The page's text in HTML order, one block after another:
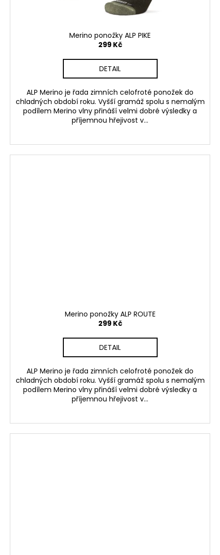
Merino ponožky ALP PIKE
299 Kč
DETAIL
ALP Merino je řada zimních celofroté ponožek do
chladných období roku. Vyšší gramáž spolu s nemalým
podílem Merino vlny přináší velmi dobré výsledky a
příjemnou hřejivost v...
Merino ponožky ALP ROUTE
299 Kč
DETAIL
ALP Merino je řada zimních celofroté ponožek do
chladných období roku. Vyšší gramáž spolu s nemalým
podílem Merino vlny přináší velmi dobré výsledky a
příjemnou hřejivost v...